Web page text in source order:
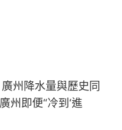
州降水量與歷史同
州即便“冷到‘進